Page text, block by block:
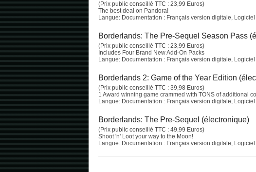
(Prix public conseillé TTC : 23,99 Euros)
The best deal on Pandora!
Langue: Documentation : Français version digitale,
Borderlands: The Pre-Sequel Season Pass
(Prix public conseillé TTC : 23,99 Euros)
Includes Four Brand New Add-On Packs
Langue: Documentation : Français version digitale,
Borderlands 2: Game of the Year Edition
(Prix public conseillé TTC : 39,98 Euros)
1 Award winning game crammed with TONS of additional
Langue: Documentation : Français version digitale,
Borderlands: The Pre-Sequel (électronique)
(Prix public conseillé TTC : 49,99 Euros)
Shoot 'n' Loot your way to the Moon!
Langue: Documentation : Français version digitale,